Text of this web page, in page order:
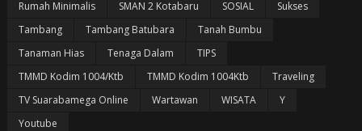
Rumah Minimalis
SMAN 2 Kotabaru SOSIAL
Sukses
Tambang
Tambang Batubara
Tanah Bumbu
Tanaman Hias
Tenaga Dalam
TIPS
TMMD Kodim 1004/Ktb
TMMD Kodim 1004Ktb
Traveling
TV Suarabamega Online
Wartawan WISATA
Y
Youtube